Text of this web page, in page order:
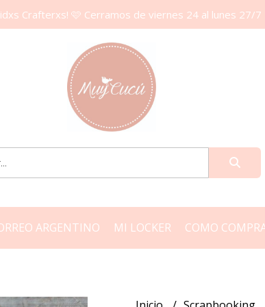
Crafterxs! 🩷 Cerramos de viernes 24 al lunes 27/7
ARGENTINO MI LOCKER COMO